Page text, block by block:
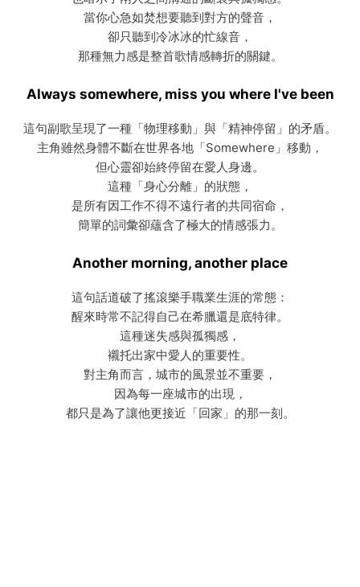
當你心急如焚想要聽到對方的聲音，
卻只聽到冷冰冰的忙線音，
那種無力感是整首歌情感轉折的關鍵。
Always somewhere, miss you where I've been
這句副歌呈現了一種「物理移動」與「精神停留」的矛盾。
主角雖然身體不斷在世界各地「Somewhere」移動，
但心靈卻始終停留在愛人身邊。
這種「身心分離」的狀態，
是所有因工作不得不遠行者的共同宿命，
簡單的詞彙卻蘊含了極大的情感張力。
Another morning, another place
這句話道破了搖滾樂手職業生涯的常態：
醒來時常不記得自己在希臘還是底特律。
這種迷失感與孤獨感，
襯托出家中愛人的重要性。
對主角而言，城市的風景並不重要，
因為每一座城市的出現，
都只是為了讓他更接近「回家」的那一刻。